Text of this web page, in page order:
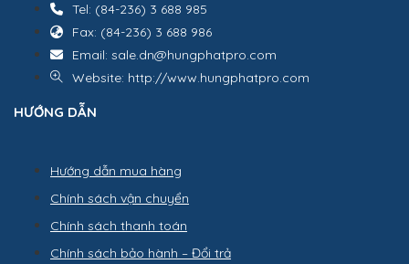
Tel: (84-236) 3 688 985
Fax: (84-236) 3 688 986
Email: sale.dn@hungphatpro.com
Website: http://www.hungphatpro.com
HƯỚNG DẪN
Hướng dẫn mua hàng
Chính sách vận chuyển
Chính sách thanh toán
Chính sách bảo hành – Đổi trả